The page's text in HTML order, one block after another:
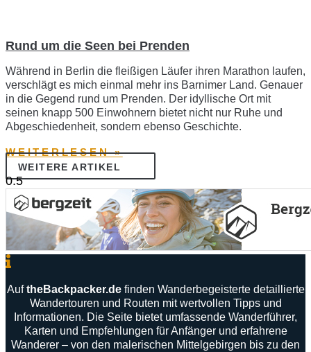
Rund um die Seen bei Prenden
Während in Berlin die fleißigen Läufer ihren Marathon laufen,
verschlägt es mich einmal mehr ins Barnimer Land. Genauer
in die Gegend rund um Prenden. Der idyllische Ort mit
seinen knapp 500 Einwohnern bietet nicht nur Ruhe und
Abgeschiedenheit, sondern ebenso Geschichte.
WEITERLESEN »
WEITERE ARTIKEL
Auf theBackpacker.de finden Wanderbegeisterte detaillierte
Wandertouren und Routen mit wertvollen Tipps und
Informationen. Die Seite bietet umfassende Wanderführer,
Karten und Empfehlungen für Anfänger und erfahrene
Wanderer – von den malerischen Mittelgebirgen bis zu den